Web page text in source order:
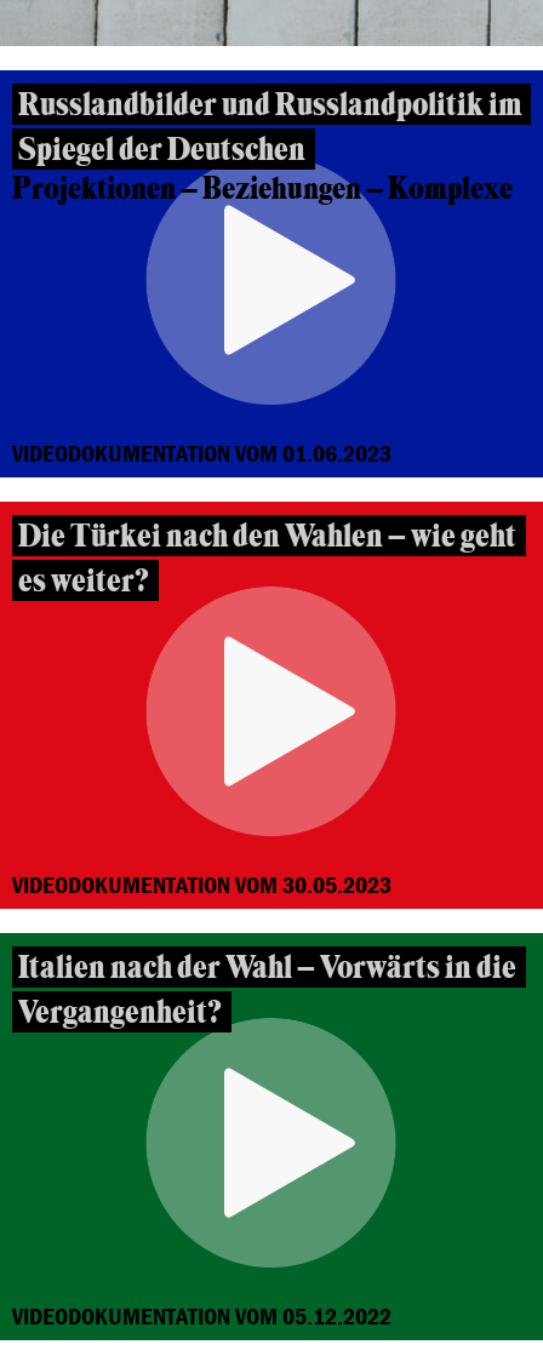
Russlandbilder und Russlandpolitik im
Spiegel der Deutschen
Projektionen – Beziehungen – Komplexe
VIDEODOKUMENTATION VOM 01.06.2023
Die Türkei nach den Wahlen – wie geht
es weiter?
VIDEODOKUMENTATION VOM 30.05.2023
Italien nach der Wahl – Vorwärts in die
Vergangenheit?
VIDEODOKUMENTATION VOM 05.12.2022